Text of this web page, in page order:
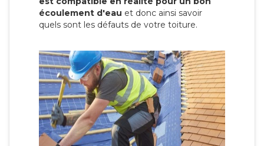
écoulement d'eau et donc ainsi savoir
quels sont les défauts de votre toiture.